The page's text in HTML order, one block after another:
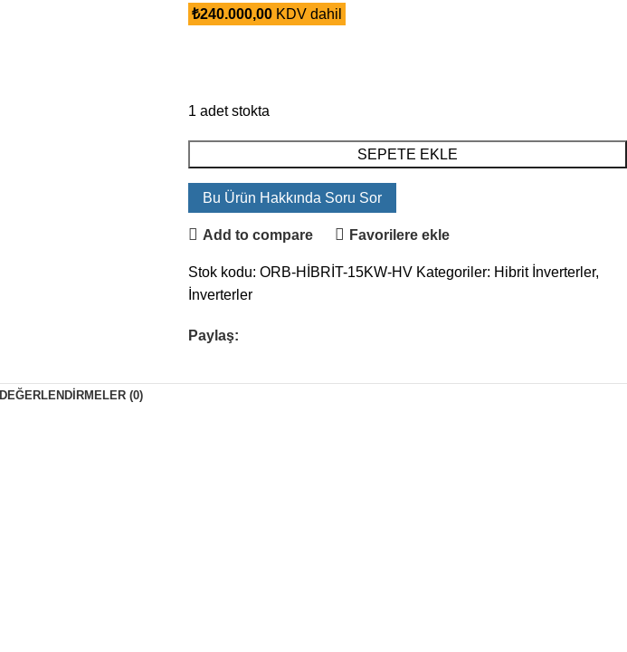
₺240.000,00KDV dahil
1 adet stokta
SEPETE EKLE
Bu Ürün Hakkında Soru Sor
Add to compare Favorilere ekle
Stok kodu: ORB-HİBRİT-15KW-HV Kategoriler: Hibrit İnverterler,
İnverterler
Paylaş:
DEĞERLENDIRMELER (0)